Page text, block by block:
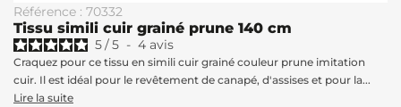
Référence : 70332
Tissu simili cuir grainé prune 140 cm
5/5 - 4 avis
Craquez pour ce tissu en simili cuir grainé couleur prune imitation
cuir. Il est idéal pour le revêtement de canapé, d'assises et pour la...
Lire la suite